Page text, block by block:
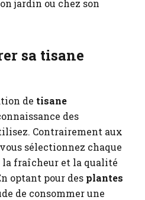
jardin ou chez son
sa tisane
de tisane
des
Contrairement aux
sélectionnez chaque
la fraîcheur et la qualité
optant pour des plantes
de consommer une